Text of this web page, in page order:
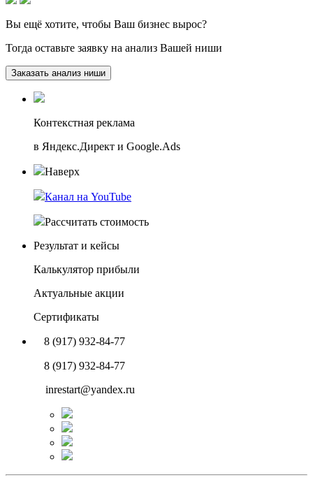
Вы ещё хотите, чтобы Ваш бизнес вырос?
Тогда оставьте заявку на анализ Вашей ниши
Заказать анализ ниши
Контекстная реклама
в Яндекс.Директ и Google.Ads
Наверх
Канал на YouTube
Рассчитать стоимость
Результат и кейсы
Калькулятор прибыли
Актуальные акции
Сертификаты
8 (917) 932-84-77
8 (917) 932-84-77
inrestart@yandex.ru